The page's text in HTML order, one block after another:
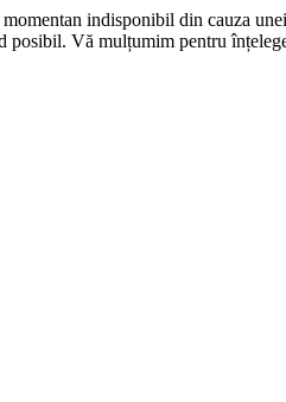
indisponibil din cauza
posibil. Vă mulțumim pentru